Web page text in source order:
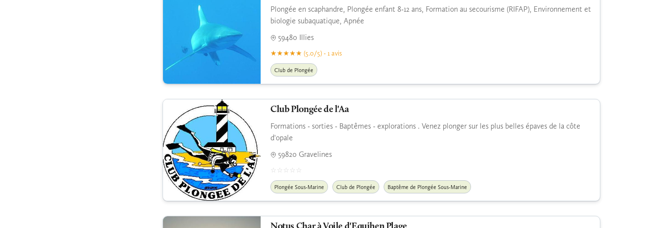
Plongée en scaphandre, Plongée enfant 8-12 ans, Formation au secourisme (RIFAP), Environnement et
biologie subaquatique, Apnée
59480 Illies
(5.0/5) - 1 avis
Club de Plongée
Club Plongée de l'Aa
Formations - sorties - Baptêmes - explorations . Venez plonger sur les plus belles épaves de la côte
d'opale
59820 Gravelines
Plongée Sous-Marine Club de Plongée Baptême de Plongée Sous-Marine